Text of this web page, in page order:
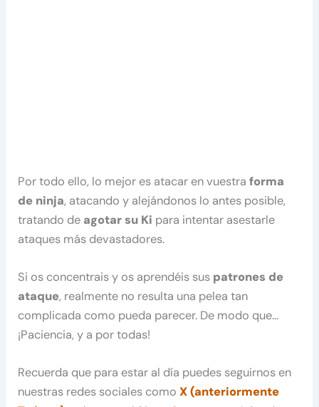
Por todo ello, lo mejor es atacar en vuestraforma
de ninja, atacando y alejándonos lo antes posible,
tratando de agotar su Ki para intentar asestarle
ataques más devastadores.
Si os concentrais y os aprendéis sus patrones de
ataque, realmente no resulta una pelea tan
complicada como pueda parecer. De modo que…
¡Paciencia, y a por todas!
Recuerda que para estar al día puedes seguirnos en
nuestras redes sociales comoX (anteriormente